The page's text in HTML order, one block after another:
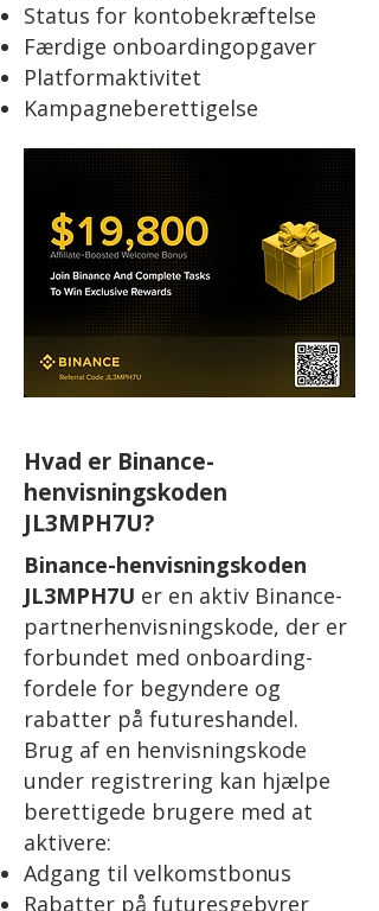
Status for kontobekræftelse
Færdige onboardingopgaver
Platformaktivitet
Kampagneberettigelse
Hvad er Binance-
henvisningskoden
JL3MPH7U?
Binance-henvisningskoden
JL3MPH7U er en aktiv Binance-
partnerhenvisningskode, der er
forbundet med onboarding-
fordele for begyndere og
rabatter på futureshandel.
Brug af en henvisningskode
under registrering kan hjælpe
berettigede brugere med at
aktivere:
Adgang til velkomstbonus
Rabatter på futuresgebyrer